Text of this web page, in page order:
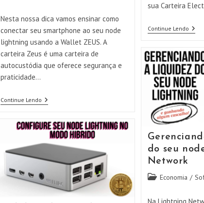
sua Carteira
Continue LendoVeja
Como
FÁCIL
A
SUA
De
post:
Nesta nossa dica vamos ensinar como
conectar seu smartphone ao seu node
lightning usando a Wallet ZEUS. A
carteira Zeus é uma carteira de
autocustódia que oferece segurança e
praticidade…
Continue LendoConectando
A
ZEUS
Ao
Seu
Node
do seu
Network
Categoria
post:
Economia /